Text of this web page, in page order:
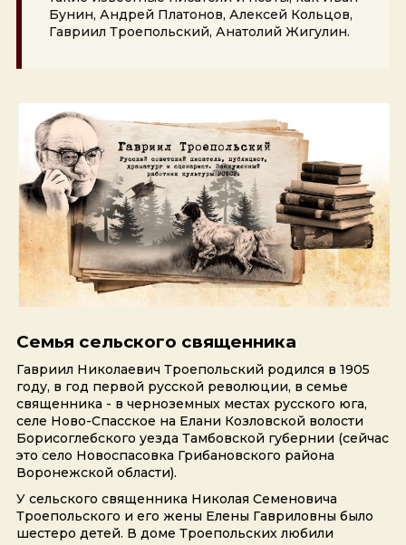
Бунин, Андрей Платонов, Алексей Кольцов,
Гавриил Троепольский, Анатолий Жигулин.
Семья сельского священника
Гавриил Николаевич Троепольский родился в 1905
году, в год первой русской революции, в семье
священника - в черноземных местах русского юга,
селе Ново-Спасское на Елани Козловской волости
Борисоглебского уезда Тамбовской губернии (сейчас
это село Новоспасовка Грибановского района
Воронежской области).
У сельского священника Николая Семеновича
Троепольского и его жены Елены Гавриловны было
шестеро детей. В доме Троепольских любили